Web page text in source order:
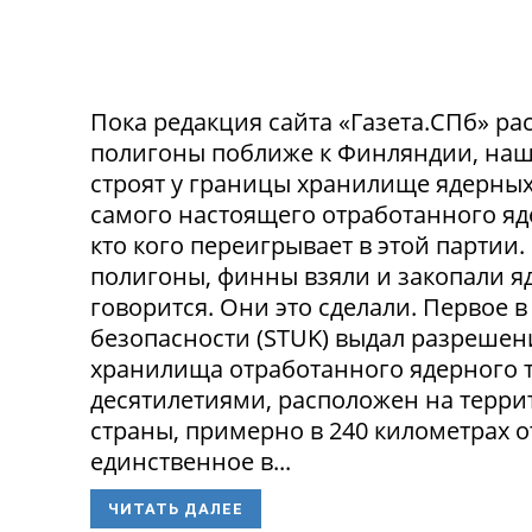
Пока редакция сайта «Газета.СПб»
полигоны поближе к Финляндии,
строят у границы хранилище
самого настоящего отработанного
кто кого переигрывает в этой
полигоны, финны взяли и закопали
говорится. Они это сделали.
безопасности (STUK) выдал
хранилища отработанного
десятилетиями, расположен на
страны, примерно в 240 километрах
единственное в...
ЧИТАТЬ ДАЛЕЕ